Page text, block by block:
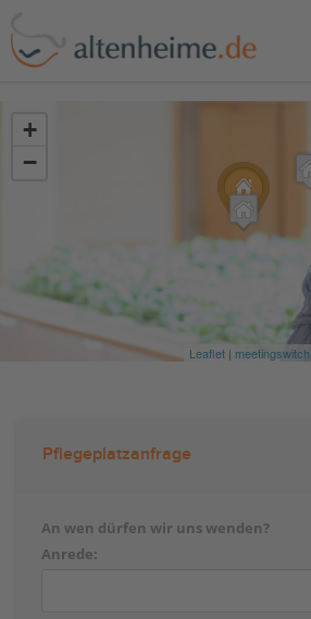
+
−
Leaflet | meetingswitch
Pflegeplatzanfrage
An wen dürfen wir uns wenden?
Anrede: